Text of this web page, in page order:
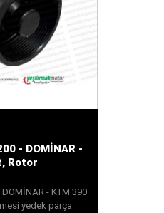
- DOMİNAR -
Rotor
- KTM 390
yedek parça